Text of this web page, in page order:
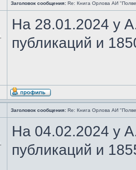
Заголовок сообщения: Re: Книга Орлова АИ
На 28.01.2024 у
публикаций и
Заголовок сообщения: Re: Книга Орлова АИ
На 04.02.2024 у
публикаций и